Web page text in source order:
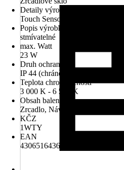
Detaily výrobku
Touch Sensor, Systém Anti-Fog
Popis výrobku
stmívatelné
max. Watt
23 W
Druh ochrany
IP 44 (chráněno před
Teplota chromatičnosti
3 000 K - 6 500 K
Obsah balení
Zrcadlo, Návod k montáži
KČZ
1WTY
EAN
4306516436989